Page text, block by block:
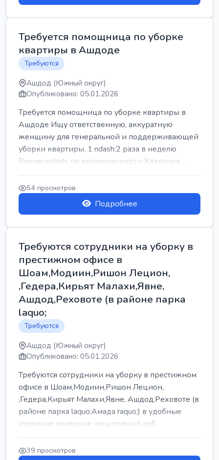
Требуется помощница по уборке
квартиры в Ашдоде
Требуются
Ашдод (Южный округ)
Опубликовано: 05.01.2026
Требуется помощница по уборке квартиры в
Ашдоде Ищу ответственную, аккуратную
женщину для генеральной и поддерживающей
уборки квартиры. 1 ndash;2 раза в неделю
Время mdash; по договоренности Квартира ...
54 просмотров
Подробнее
Требуются сотрудники на уборку в
престижном офисе в
Шоам,Модиин,Ришон Лецион,
,Гедера,Кирьят Малахи,Явне,
Ашдод,Реховоте (в районе парка
laquo;
Требуются
Ашдод (Южный округ)
Опубликовано: 05.01.2026
Требуются сотрудники на уборку в престижном
офисе в Шоам,Модиин,Ришон Лецион,
,Гедера,Кирьят Малахи,Явне, Ашдод,Реховоте (в
районе парка laquo;Амада raquo;) в удобные
утренние,вечерние часы,полный раб...
39 просмотров